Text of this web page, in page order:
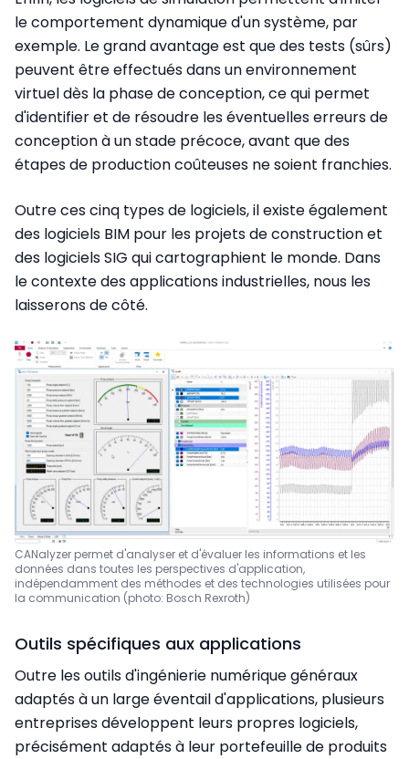
le comportement dynamique d'un système, par
exemple. Le grand avantage est que des tests (sûrs)
peuvent être effectués dans un environnement
virtuel dès la phase de conception, ce qui permet
d'identifier et de résoudre les éventuelles erreurs de
conception à un stade précoce, avant que des
étapes de production coûteuses ne soient franchies.
Outre ces cinq types de logiciels, il existe également
des logiciels BIM pour les projets de construction et
des logiciels SIG qui cartographient le monde. Dans
le contexte des applications industrielles, nous les
laisserons de côté.
CANalyzer permet d'analyser et d'évaluer les informations et les
données dans toutes les perspectives d'application,
indépendamment des méthodes et des technologies utilisées pour
la communication (photo: Bosch Rexroth)
Outils spécifiques aux applications
Outre les outils d'ingénierie numérique généraux
adaptés à un large éventail d'applications, plusieurs
entreprises développent leurs propres logiciels,
précisément adaptés à leur portefeuille de produits